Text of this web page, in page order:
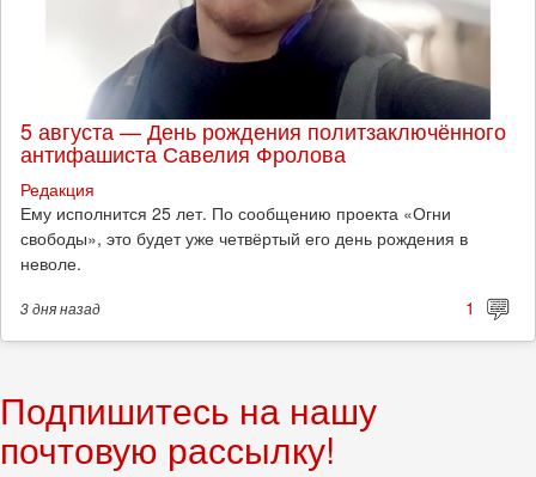
5 августа — День рождения политзаключённого
антифашиста Савелия Фролова
Редакция
Ему исполнится 25 лет. По сообщению проекта «Огни
свободы», это будет уже четвёртый его день рождения в
неволе.
3 дняназад 1
Подпишитесь на нашу
почтовую рассылку!